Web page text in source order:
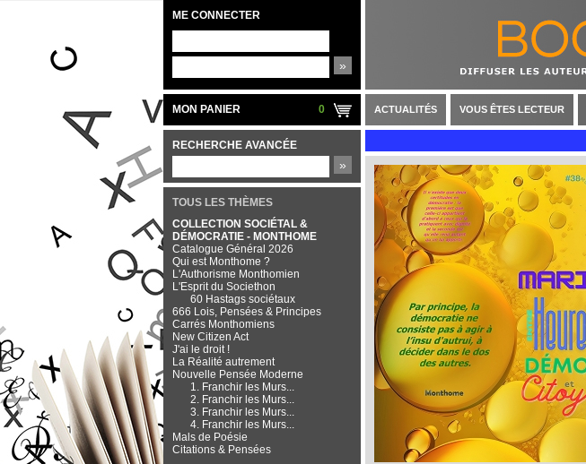
ME CONNECTER
»
MON PANIER 0
RECHERCHE AVANCÉE
»
TOUS LES THÈMES
COLLECTION SOCIÉTAL &
DÉMOCRATIE - MONTHOME
Catalogue Général 2026
Qui est Monthome ?
L'Authorisme Monthomien
L'Esprit du Societhon
60 Hastags sociétaux
666 Lois, Pensées & Principes
Carrés Monthomiens
New Citizen Act
J'ai le droit !
La Réalité autrement
Nouvelle Pensée Moderne
1. Franchir les Murs...
2. Franchir les Murs...
3. Franchir les Murs...
4. Franchir les Murs...
Mals de Poésie
Citations & Pensées
ACTUALITÉS VOUS ÊTES LECTEUR